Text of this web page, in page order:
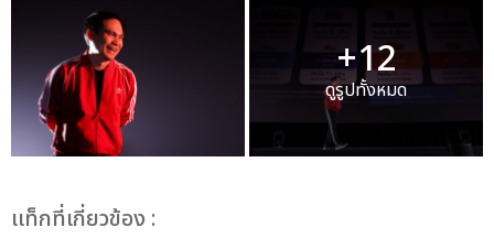
+12
ดูรูปทั้งหมด
เเท็กที่เกี่ยวข้อง :